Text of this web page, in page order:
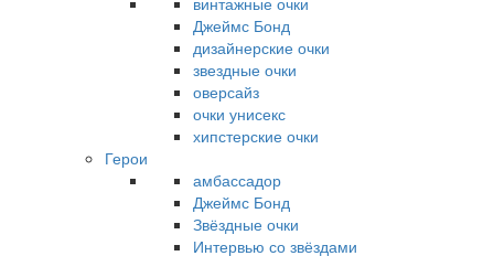
Джеймс Бонд
дизайнерские очки
звездные очки
оверсайз
очки унисекс
хипстерские очки
Герои
амбассадор
Джеймс Бонд
Звёздные очки
Интервью со звёздами